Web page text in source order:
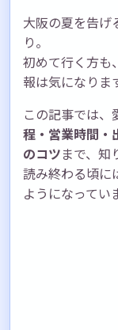
大阪の夏を告げ
り。
初めて行く方も
報は気になりま
この記事では、
程・営業時間・
のコツまで、知
読み終わる頃に
ようになってい